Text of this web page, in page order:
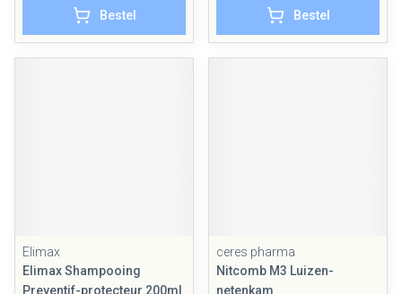
Bestel Bestel
Elimax
Elimax Shampooing
Preventif-protecteur 200ml
ceres pharma
Nitcomb M3 Luizen-
netenkam